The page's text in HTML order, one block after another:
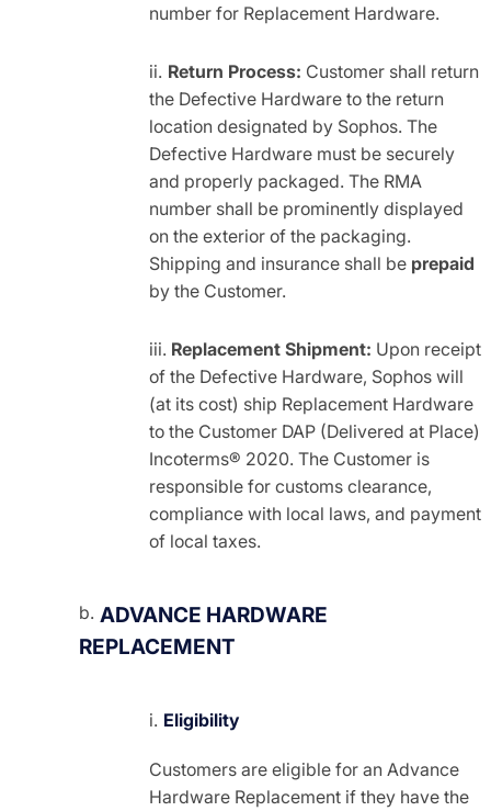
number for Replacement Hardware.
Return Process: Customer shall return
the Defective Hardware to the return
location designated by Sophos. The
Defective Hardware must be securely
and properly packaged. The RMA
number shall be prominently displayed
on the exterior of the packaging.
Shipping and insurance shall be prepaid
by the Customer.
Replacement Shipment: Upon receipt
of the Defective Hardware, Sophos will
(at its cost) ship Replacement Hardware
to the Customer DAP (Delivered at Place)
Incoterms® 2020. The Customer is
responsible for customs clearance,
compliance with local laws, and payment
of local taxes.
ADVANCE HARDWARE
REPLACEMENT
Eligibility
Customers are eligible for an Advance
Hardware Replacement if they have the